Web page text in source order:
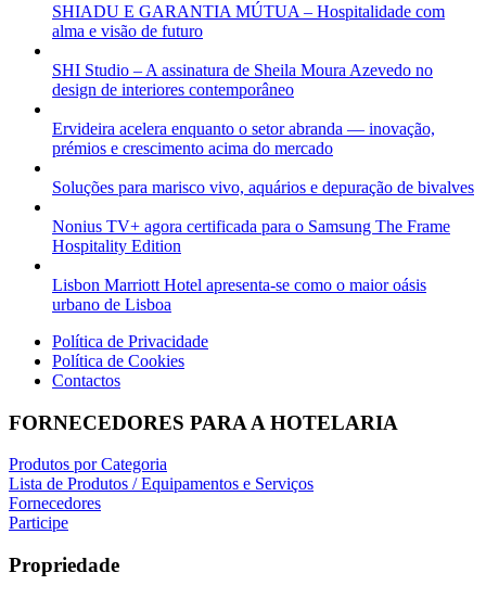
SHIADU E GARANTIA MÚTUA – Hospitalidade com
alma e visão de futuro
SHI Studio – A assinatura de Sheila Moura Azevedo no
design de interiores contemporâneo
Ervideira acelera enquanto o setor abranda — inovação,
prémios e crescimento acima do mercado
Soluções para marisco vivo, aquários e depuração de bivalves
Nonius TV+ agora certificada para o Samsung The Frame
Hospitality Edition
Lisbon Marriott Hotel apresenta-se como o maior oásis
urbano de Lisboa
Política de Privacidade
Política de Cookies
Contactos
FORNECEDORES PARA A HOTELARIA
Produtos por Categoria
Lista de Produtos / Equipamentos e Serviços
Fornecedores
Participe
Propriedade